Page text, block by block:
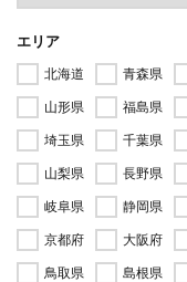
エリア
北海道 青森県
山形県
福島県
埼玉県
千葉県
山梨県
長野県
岐阜県
静岡県
京都府
大阪府
鳥取県
島根県